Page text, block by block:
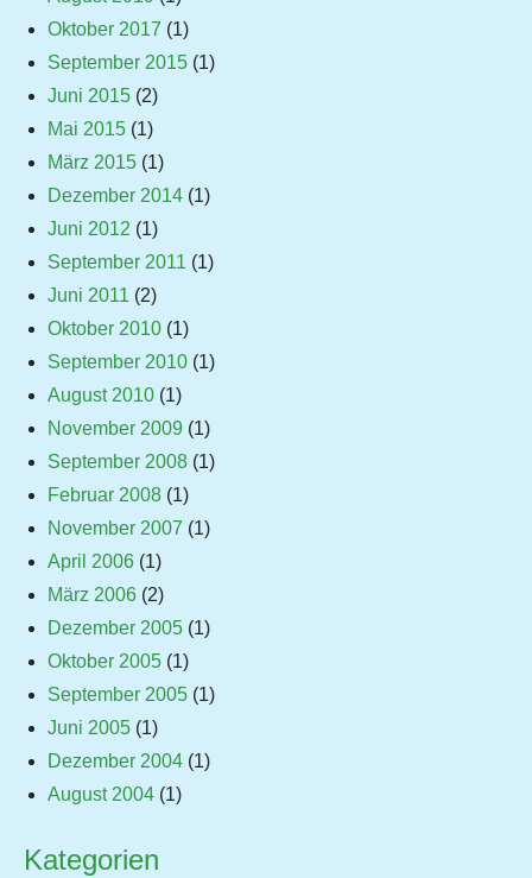
Oktober 2017 (1)
September 2015 (1)
Juni 2015 (2)
Mai 2015 (1)
März 2015 (1)
Dezember 2014 (1)
Juni 2012 (1)
September 2011 (1)
Juni 2011 (2)
Oktober 2010 (1)
September 2010 (1)
August 2010 (1)
November 2009 (1)
September 2008 (1)
Februar 2008 (1)
November 2007 (1)
April 2006 (1)
März 2006 (2)
Dezember 2005 (1)
Oktober 2005 (1)
September 2005 (1)
Juni 2005 (1)
Dezember 2004 (1)
August 2004 (1)
Kategorien